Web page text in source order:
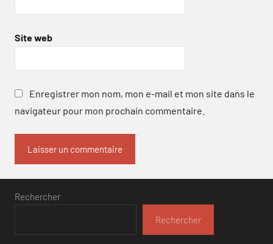
Site web
Enregistrer mon nom, mon e-mail et mon site dans le
navigateur pour mon prochain commentaire.
Rechercher
Rechercher